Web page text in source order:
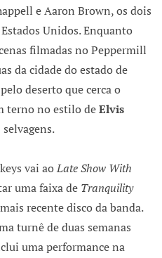
e Aaron Brown, os dois
Unidos. Enquanto
filmadas no Peppermill
da cidade do estado de
deserto que cerca o
terno no estilo deElvis
vai aoLate Show With
uma faixa de Tranquility
recente disco da banda.
turnê de duas semanas
uma performance na